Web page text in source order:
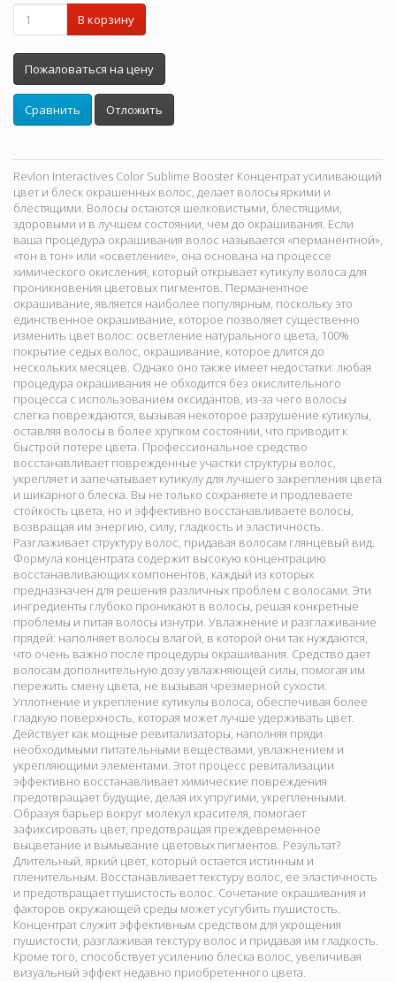
В корзину
Пожаловаться на цену
Сравнить Отложить
Revlon Interactives Color Sublime Booster Концентрат усиливающий
цвет и блеск окрашенных волос, делает волосы яркими и
блестящими. Волосы остаются шелковистыми, блестящими,
здоровыми и в лучшем состоянии, чем до окрашивания. Если
ваша процедура окрашивания волос называется «перманентной»,
«тон в тон» или «осветление», она основана на процессе
химического окисления, который открывает кутикулу волоса для
проникновения цветовых пигментов. Перманентное
окрашивание, является наиболее популярным, поскольку это
единственное окрашивание, которое позволяет существенно
изменить цвет волос: осветление натурального цвета, 100%
покрытие седых волос, окрашивание, которое длится до
нескольких месяцев. Однако оно также имеет недостатки: любая
процедура окрашивания не обходится без окислительного
процесса с использованием оксидантов, из-за чего волосы
слегка повреждаются, вызывая некоторое разрушение кутикулы,
оставляя волосы в более хрупком состоянии, что приводит к
быстрой потере цвета. Профессиональное средство
восстанавливает поврежденные участки структуры волос,
укрепляет и запечатывает кутикулу для лучшего закрепления цвета
и шикарного блеска. Вы не только сохраняете и продлеваете
стойкость цвета, но и эффективно восстанавливаете волосы,
возвращая им энергию, силу, гладкость и эластичность.
Разглаживает структуру волос, придавая волосам глянцевый вид.
Формула концентрата содержит высокую концентрацию
восстанавливающих компонентов, каждый из которых
предназначен для решения различных проблем с волосами. Эти
ингредиенты глубоко проникают в волосы, решая конкретные
проблемы и питая волосы изнутри. Увлажнение и разглаживание
прядей: наполняет волосы влагой, в которой они так нуждаются,
что очень важно после процедуры окрашивания. Средство дает
волосам дополнительную дозу увлажняющей силы, помогая им
пережить смену цвета, не вызывая чрезмерной сухости.
Уплотнение и укрепление кутикулы волоса, обеспечивая более
гладкую поверхность, которая может лучше удерживать цвет.
Действует как мощные ревитализаторы, наполняя пряди
необходимыми питательными веществами, увлажнением и
укрепляющими элементами. Этот процесс ревитализации
эффективно восстанавливает химические повреждения
предотвращает будущие, делая их упругими, укрепленными.
Образуя барьер вокруг молекул красителя, помогает
зафиксировать цвет, предотвращая преждевременное
выцветание и вымывание цветовых пигментов. Результат?
Длительный, яркий цвет, который остается истинным и
пленительным. Восстанавливает текстуру волос, ее эластичность
и предотвращает пушистость волос. Сочетание окрашивания и
факторов окружающей среды может усугубить пушистость.
Концентрат служит эффективным средством для укрощения
пушистости, разглаживая текстуру волос и придавая им гладкость.
Кроме того, способствует усилению блеска волос, увеличивая
визуальный эффект недавно приобретенного цвета.